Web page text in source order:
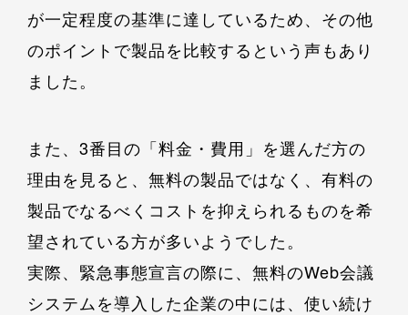
が一定程度の基準に達しているため、その他
のポイントで製品を比較するという声もあり
ました。
また、3番目の「料金・費用」を選んだ方の
理由を見ると、無料の製品ではなく、有料の
製品でなるべくコストを抑えられるものを希
望されている方が多いようでした。
実際、緊急事態宣言の際に、無料のWeb会議
システムを導入した企業の中には、使い続け